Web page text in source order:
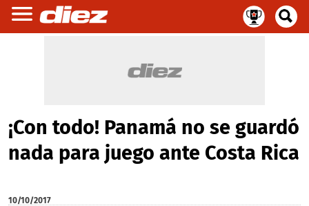
¡Con todo! Panamá no se guardó
nada para juego ante Costa Rica
10/10/2017